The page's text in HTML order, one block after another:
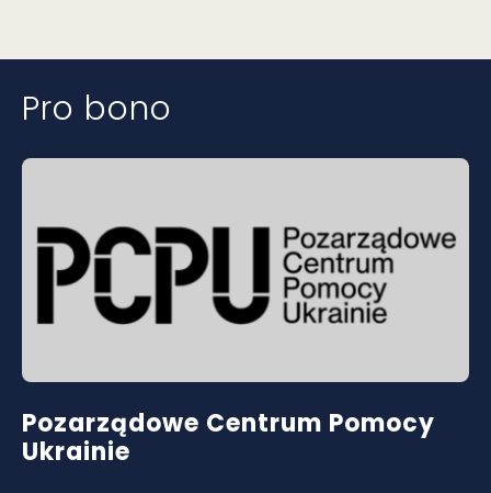
Pro bono
Pozarządowe Centrum Pomocy
Ukrainie